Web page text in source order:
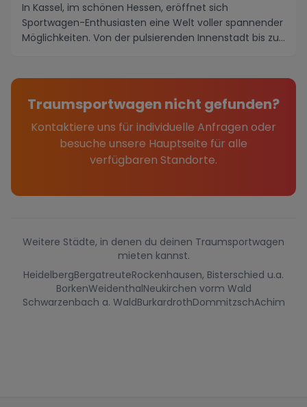
In Kassel, im schönen Hessen, eröffnet sich
Sportwagen-Enthusiasten eine Welt voller spannender
Möglichkeiten. Von der pulsierenden Innenstadt bis zu
Traumsportwagen nicht gefunden?
Kontaktiere uns für individuelle Anfragen oder
besuche unsere Hauptseite für alle
verfügbaren Standorte.
Weitere Städte, in denen du deinen Traumsportwagen
mieten kannst.
HeidelbergBergatreuteRockenhausen, Bisterschied u.a.
BorkenWeidenthalNeukirchen vorm Wald
Schwarzenbach a. WaldBurkardrothDommitzschAchim